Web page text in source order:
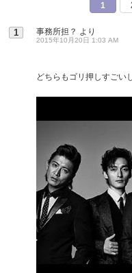
1
1 事務所担？ より
2015年10月20日 1:03 AM
どちらもゴリ押しすごい